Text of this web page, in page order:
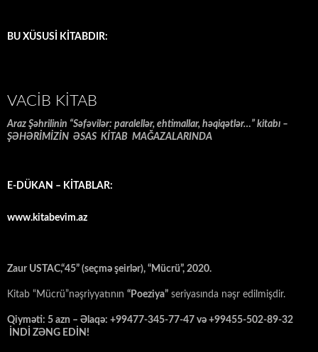
BU XÜSUSİ KİTABDIR:
VACIB KITAB
Araz Şəhrilinin “Səfəvilər: paralellər, ehtimallar, həqiqətlər…” kitabı –
ŞƏHƏRİMİZİN ƏSAS KİTAB MAĞAZALARINDA
E-DÜKAN – KİTABLAR:
www.kitabevim.az
Zaur USTAC,“45” (seçmə şeirlər), “Mücrü”, 2020.
Kitab “Mücrü”nəşriyyatının “Poeziya” seriyasında nəşr edilmişdir.
Qiyməti: 5 azn – Əlaqə: +99477-345-77-47 və +99455-502-89-32
İNDİ ZƏNG EDİN!